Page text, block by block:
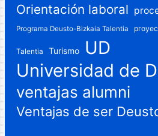
Orientación laboral
Programa Deusto-Bizkaia Talentia
Talentia Turismo
UD
Universidad de
ventajas alumni
Ventajas de ser